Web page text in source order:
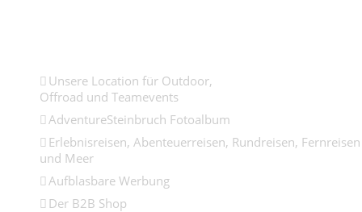
Unsere Location für Outdoor,
Offroad und Teamevents
AdventureSteinbruch Fotoalbum
Erlebnisreisen, Abenteuerreisen, Rundreisen, Fernreisen
und Meer
Aufblasbare Werbung
Der B2B Shop